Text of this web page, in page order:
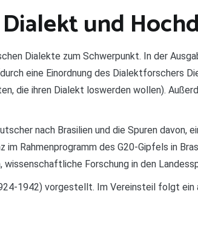
und
Dialekte zum Schwerpunkt. In der
eine Einordnung des Dialektforschers
die ihren Dialekt loswerden wollen).
nach Brasilien und die Spuren davon,
Rahmenprogramm des G20-Gipfels in
Forschung in den
1942) vorgestellt. Im Vereinsteil folgt